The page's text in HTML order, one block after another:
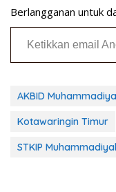
Berlangganan untuk
Ketikkan email Anda...
AKBID
Kotawaringin Timur
STKIP